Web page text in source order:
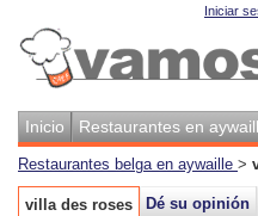
Iniciar
Inicio Restaurantes en
Restaurantes belga en aywaille >
villa des roses Dé su opinión